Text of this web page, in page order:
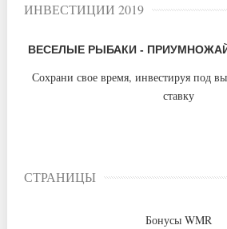
ИНВЕСТИЦИИ 2019
ВЕСЕЛЫЕ РЫБАКИ -
Сохрани свое время, инвестируя под
ставку
СТРАНИЦЫ
Бонусы WMR